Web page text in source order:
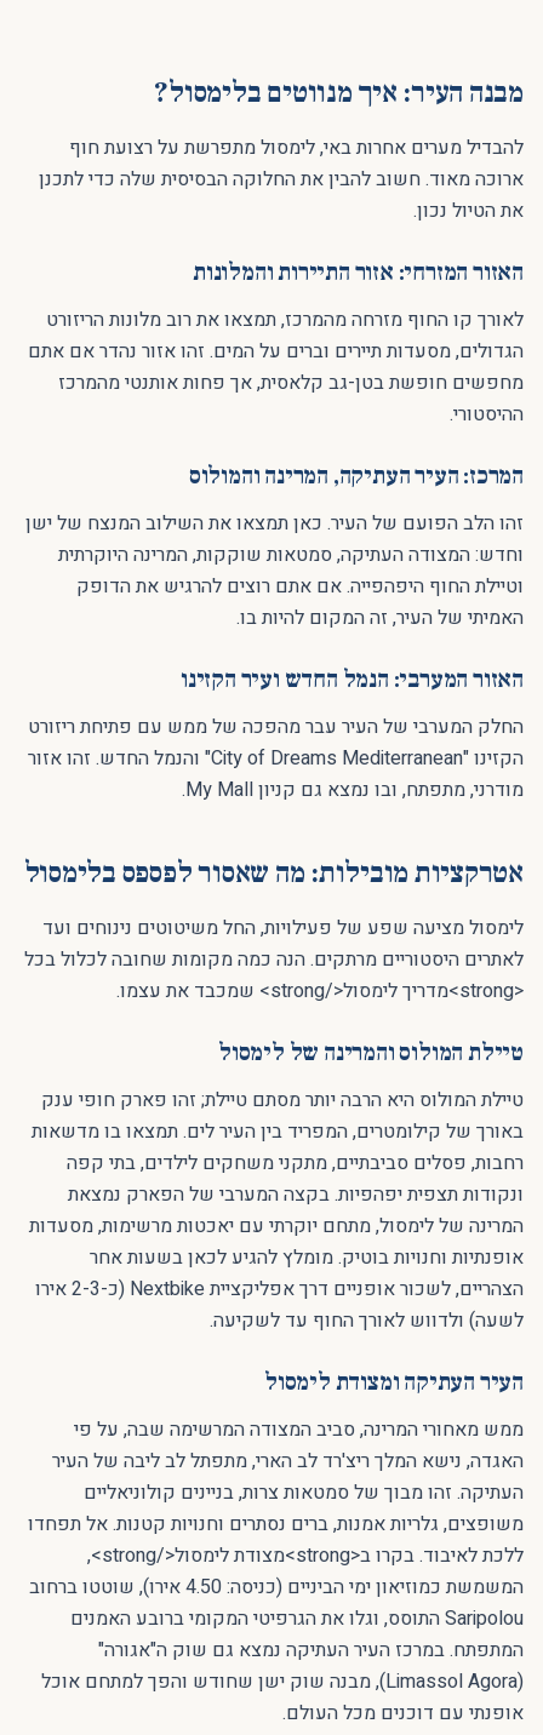
מבנה העיר: איך מנווטים בלימסול?
להבדיל מערים אחרות באי, לימסול מתפרשת על רצועת חוף
ארוכה מאוד. חשוב להבין את החלוקה הבסיסית שלה כדי לתכנן
את הטיול נכון.
האזור המזרחי: אזור התיירות והמלונות
לאורך קו החוף מזרחה מהמרכז, תמצאו את רוב מלונות הריזורט
הגדולים, מסעדות תיירים וברים על המים. זהו אזור נהדר אם אתם
מחפשים חופשת בטן-גב קלאסית, אך פחות אותנטי מהמרכז
ההיסטורי.
המרכז: העיר העתיקה, המרינה והמולוס
זהו הלב הפועם של העיר. כאן תמצאו את השילוב המנצח של ישן
וחדש: המצודה העתיקה, סמטאות שוקקות, המרינה היוקרתית
וטיילת החוף היפהפייה. אם אתם רוצים להרגיש את הדופק
האמיתי של העיר, זה המקום להיות בו.
האזור המערבי: הנמל החדש ועיר הקזינו
החלק המערבי של העיר עבר מהפכה של ממש עם פתיחת ריזורט
הקזינו "City of Dreams Mediterranean" והנמל החדש. זהו אזור
מודרני, מתפתח, ובו נמצא גם קניון My Mall.
אטרקציות מובילות: מה שאסור לפספס בלימסול
לימסול מציעה שפע של פעילויות, החל משיטוטים נינוחים ועד
לאתרים היסטוריים מרתקים. הנה כמה מקומות שחובה לכלול בכל
<strong>מדריך לימסול</strong> שמכבד את עצמו.
טיילת המולוס והמרינה של לימסול
טיילת המולוס היא הרבה יותר מסתם טיילת; זהו פארק חופי ענק
באורך של קילומטרים, המפריד בין העיר לים. תמצאו בו מדשאות
רחבות, פסלים סביבתיים, מתקני משחקים לילדים, בתי קפה
ונקודות תצפית יפהפיות. בקצה המערבי של הפארק נמצאת
המרינה של לימסול, מתחם יוקרתי עם יאכטות מרשימות, מסעדות
אופנתיות וחנויות בוטיק. מומלץ להגיע לכאן בשעות אחר
הצהריים, לשכור אופניים דרך אפליקציית Nextbike (כ-2-3 אירו
לשעה) ולדווש לאורך החוף עד לשקיעה.
העיר העתיקה ומצודת לימסול
ממש מאחורי המרינה, סביב המצודה המרשימה שבה, על פי
האגדה, נישא המלך ריצ'רד לב הארי, מתפתל לב ליבה של העיר
העתיקה. זהו מבוך של סמטאות צרות, בניינים קולוניאליים
משופצים, גלריות אמנות, ברים נסתרים וחנויות קטנות. אל תפחדו
ללכת לאיבוד. בקרו ב<strong>מצודת לימסול</strong>,
המשמשת כמוזיאון ימי הביניים (כניסה: 4.50 אירו), שוטטו ברחוב
Saripolou התוסס, וגלו את הגרפיטי המקומי ברובע האמנים
המתפתח. במרכז העיר העתיקה נמצא גם שוק ה"אגורה"
(Limassol Agora), מבנה שוק ישן שחודש והפך למתחם אוכל
אופנתי עם דוכנים מכל העולם.